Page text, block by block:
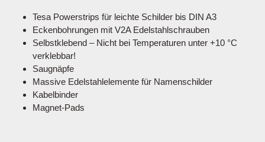
Tesa Powerstrips für leichte Schilder bis DIN A3
Eckenbohrungen mit V2A Edelstahlschrauben
Selbstklebend – Nicht bei Temperaturen unter +10 °C
verklebbar!
Saugnäpfe
Massive Edelstahlelemente für Namenschilder
Kabelbinder
Magnet-Pads